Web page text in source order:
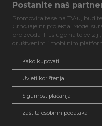
Postanite naš
Promovirajte se na TV-u,
CrnoJaje.hr projekta! Model
proizvoda ili usluge na
društvenim i mobilnim
Kako kupovati
Uvjeti korištenja
Sigurnost plaćanja
Zaštita osobnih podataka